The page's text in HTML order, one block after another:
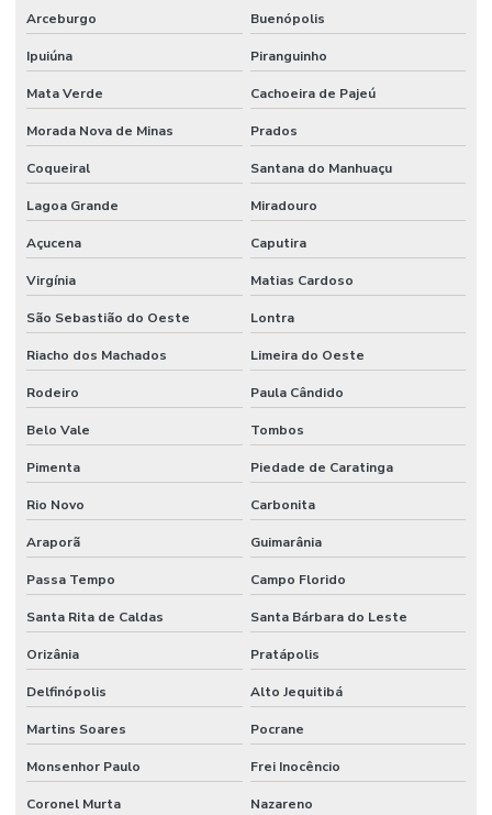
Arceburgo Buenópolis
Ipuiúna Piranguinho
Mata Verde Cachoeira de Pajeú
Morada Nova de Minas Prados
Coqueiral Santana do Manhuaçu
Lagoa Grande Miradouro
Açucena Caputira
Virgínia Matias Cardoso
São Sebastião do Oeste Lontra
Riacho dos Machados Limeira do Oeste
Rodeiro Paula Cândido
Belo Vale Tombos
Pimenta Piedade de Caratinga
Rio Novo Carbonita
Araporã Guimarânia
Passa Tempo Campo Florido
Santa Rita de Caldas Santa Bárbara do Leste
Orizânia Pratápolis
Delfinópolis Alto Jequitibá
Martins Soares Pocrane
Monsenhor Paulo Frei Inocêncio
Coronel Murta Nazareno